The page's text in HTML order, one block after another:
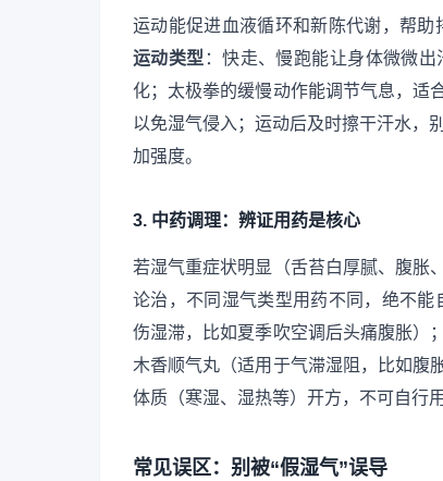
运动能促进血液循环和新陈代谢，帮
运动类型 ：快走、慢跑能让身体微微
化；太极拳的缓慢动作能调节气息，适
以免湿气侵入；运动后及时擦干汗水，
加强度。
3. 中药调理：辨证用药是核心
若湿气重症状明显（舌苔白厚腻、腹胀
论治，不同湿气类型用药不同，绝不
伤湿滞，比如夏季吹空调后头痛腹胀）
木香顺气丸（适用于气滞湿阻，比如腹
体质（寒湿、湿热等）开方，不可自行用
常见误区：别被“假湿气”误导